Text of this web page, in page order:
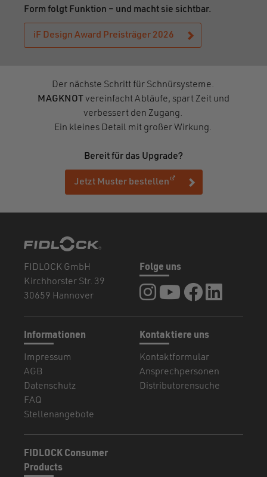
Form folgt Funktion – und macht sie sichtbar.
iF Design Award Preisträger 2026
Der nächste Schritt für Schnürsysteme.
MAGKNOT vereinfacht Abläufe, spart Zeit und
verbessert den Zugang.
Ein kleines Detail mit großer Wirkung.
Bereit für das Upgrade?
Jetzt Muster bestellen(öffnet in einem neuen
FIDLOCK GmbH
Kirchhorster Str. 39
30659 Hannover
Kontaktiere uns
Kontaktformular
Ansprechpersonen
Distributorensuche
Informationen
Impressum
AGB
Datenschutz
FAQ
Stellenangebote
Folge uns
FIDLOCK auf Instagram
FIDLOCK auf
FIDLOCK auf
FIDLOCK Consumer
Products